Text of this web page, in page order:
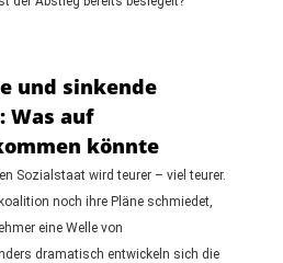
und sinkende
Was auf
könnte
Sozialstaat wird teurer – viel teurer.
noch ihre Pläne schmiedet,
eine Welle von
dramatisch entwickeln sich die